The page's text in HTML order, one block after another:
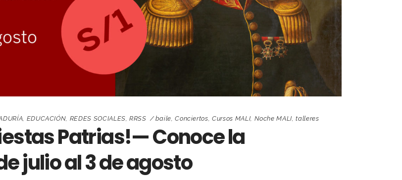
EDUCACIÓN REDES SOCIALES ,RRSS baile ,Conciertos ,Cursos MALI Noche MALI ,talleres
Patrias!— Conoce la
julio al 3 de agosto